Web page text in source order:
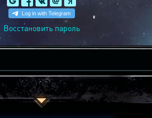
Восстановить пароль